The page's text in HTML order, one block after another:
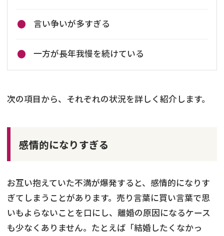
言い争いが多すぎる
一方が長年我慢を続けている
次の項目から、それぞれの状況を詳しく紹介します。
感情的になりすぎる
お互い抱えていた不満が爆発すると、感情的になりす
ぎてしまうことがあります。売り言葉に買い言葉で思
いもよらないことを口にし、離婚の原因になるケース
も少なくありません。たとえば「結婚したくなかっ